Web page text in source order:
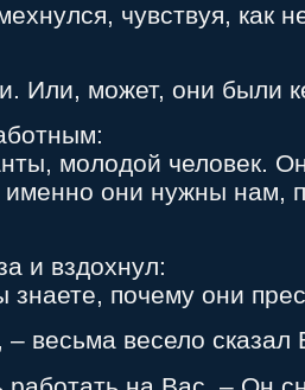
чувствуя, как
Или, может, они были
молодой человек.
именно они нужны нам,
и вздохнул:
знаете, почему они
весьма весело сказал